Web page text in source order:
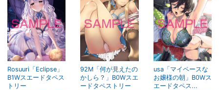
Rosuuri「Eclipse」
B1Wスエードタペス
トリー
92M「何が見えたの
かしら？」B0Wスエ
ードタペストリー
usa「マイペースな
お嬢様の朝」B0Wス
エードタペス...